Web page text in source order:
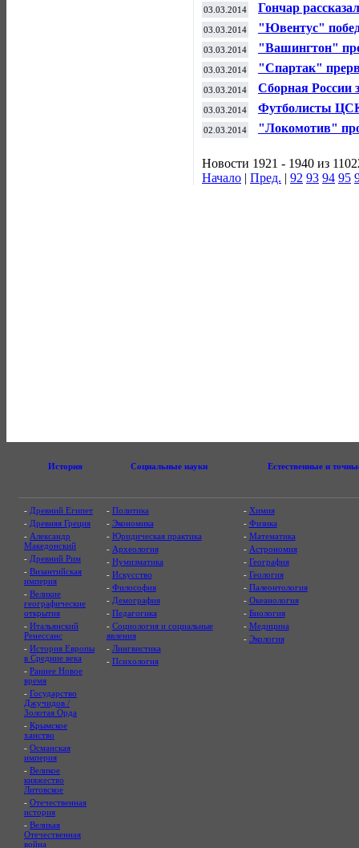
03.03.2014
Гончар
тренировками в
03.03.2014
"Ювентус"
по футболу
03.03.2014
"Вашингтон"
чемпионата НХЛ
03.03.2014
"Спартак"
обыграв
03.03.2014
Сборная России
мира по
03.03.2014
Футболисты
четвертьфинал
02.03.2014
"Локомотив"
Новости 1921 - 1940 из
Начало | Пред. | 92 93 94 95
История Социальные науки Естественные и
- Древний Египет
- Древняя Греция
- Александр
Македонский
- Древний Рим
- Византийская
империя
- Великие
географические
открытия
- Итальянский
Ренессанс
- История Европы
в Средние века
- Раннее Новое
время
- Государство
Джучидов /
Золотая Орда
- Крымское
ханство
- Османская
империя
- Великое
княжество
Литовское
- Отечественная
история
- Великая
Отечественная
война
- Политика
- Экономика
- Юридическая практика
- Археология
- Нумизматика
- Искусство
- Философия
- Демография
- Педагогика
- Социология и социальные
явления
- Лингвистика
- Психология
- Химия
- Физика
- Математика
- Астрономия
- География
- Геология
- Палеонтология
- Океанология
- Биология
- Медицина
- Экология